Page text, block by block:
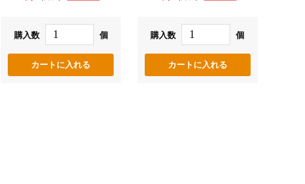
購入数 個 購入数 個